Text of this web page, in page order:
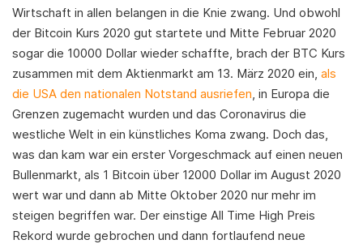
Wirtschaft in allen belangen in die Knie zwang. Und obwohl
der Bitcoin Kurs 2020 gut startete und Mitte Februar 2020
sogar die 10000 Dollar wieder schaffte, brach der BTC Kurs
zusammen mit dem Aktienmarkt am 13. März 2020 ein, als
die USA den nationalen Notstand ausriefen, in Europa die
Grenzen zugemacht wurden und das Coronavirus die
westliche Welt in ein künstliches Koma zwang. Doch das,
was dan kam war ein erster Vorgeschmack auf einen neuen
Bullenmarkt, als 1 Bitcoin über 12000 Dollar im August 2020
wert war und dann ab Mitte Oktober 2020 nur mehr im
steigen begriffen war. Der einstige All Time High Preis
Rekord wurde gebrochen und dann fortlaufend neue